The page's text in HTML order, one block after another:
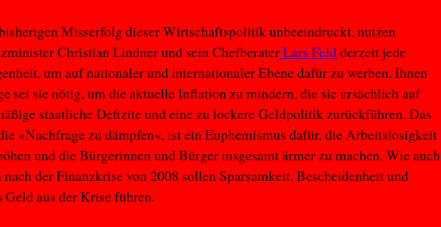
Misserfolg dieser Wirtschaftspolitik unbeeindruckt, nutzen
Christian Lindner und sein ChefberaterLars Feldderzeit jede
um auf nationaler und internationaler Ebene dafür zu werben. Ihnen
sei sie nötig, um die aktuelle Inflation zu mindern, die sie ursächlich auf
staatliche Defizite und eine zu lockere Geldpolitik zurückführen. Das
»Nachfrage zu dämpfen«, ist ein Euphemismus dafür, die Arbeitslosigkeit
und die Bürgerinnen und Bürger insgesamt ärmer zu machen. Wie auch
nach der Finanzkrise von 2008 sollen Sparsamkeit, Bescheidenheit und
Geld aus der Krise führen.